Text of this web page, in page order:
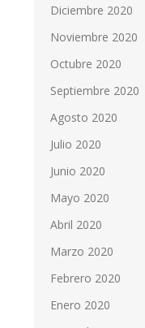
Diciembre 2020
Noviembre 2020
Octubre 2020
Septiembre 2020
Agosto 2020
Julio 2020
Junio 2020
Mayo 2020
Abril 2020
Marzo 2020
Febrero 2020
Enero 2020